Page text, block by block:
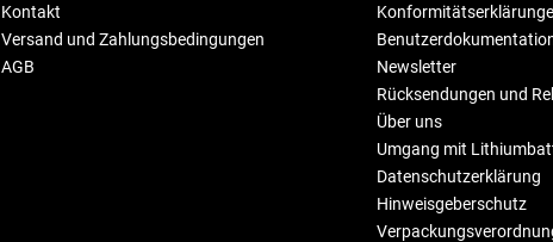
Kontakt
Versand und Zahlungsbedingungen
AGB
Newsletter
Rücksendungen und
Über uns
Umgang mit
Datenschutzerklärung
Hinweisgeberschutz